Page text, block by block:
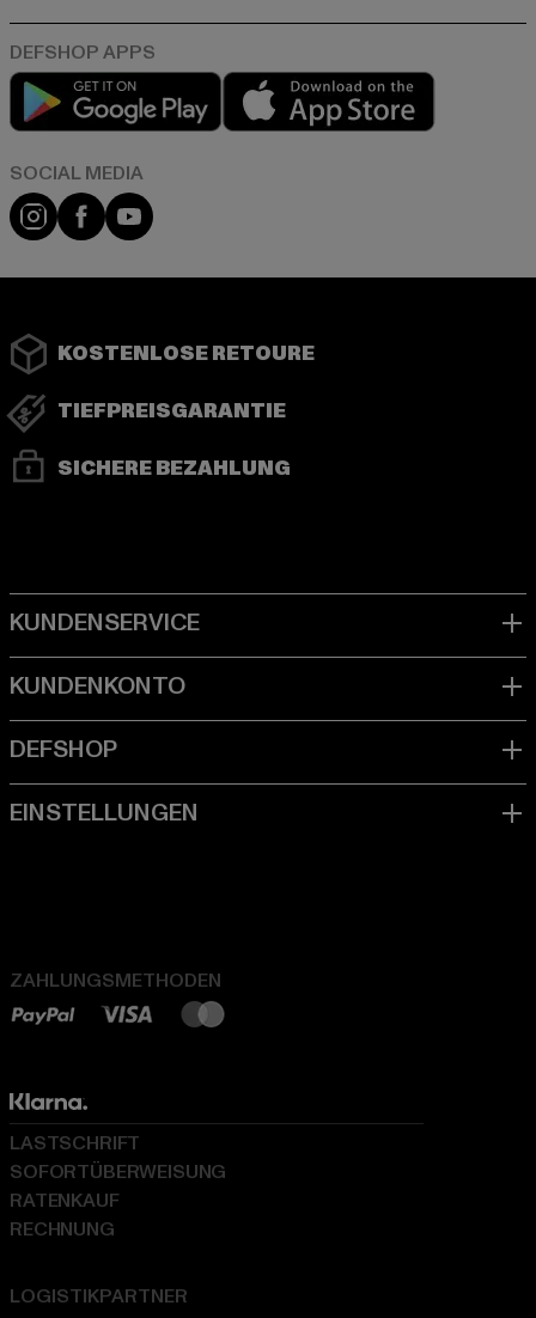
Play market
Instagram
FacebookYouTube
KOSTENLOSE RETOURE
TIEFPREISGARANTIE
SICHERE BEZAHLUNG
ZAHLUNGSMETHODEN
LOGISTIKPARTNER
LASTSCHRIFT
SOFORTÜBERWEISUNG
RATENKAUF
RECHNUNG